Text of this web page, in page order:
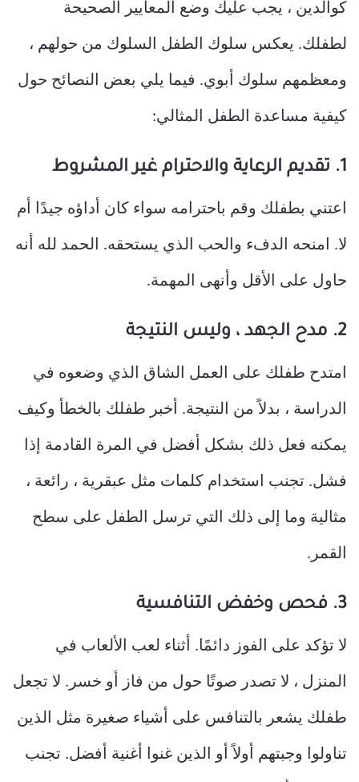
كوالدين ، يجب عليك وضع المعايير الصحيحة
لطفلك. يعكس سلوك الطفل السلوك من حولهم ،
ومعظمهم سلوك أبوي. فيما يلي بعض النصائح حول
كيفية مساعدة الطفل المثالي:
1. تقديم الرعاية والاحترام غير المشروط
اعتني بطفلك وقم باحترامه سواء كان أداؤه جيدًا أم
لا. امنحه الدفء والحب الذي يستحقه. الحمد لله أنه
حاول على الأقل وأنهى المهمة.
2. مدح الجهد ، وليس النتيجة
امتدح طفلك على العمل الشاق الذي وضعوه في
الدراسة ، بدلاً من النتيجة. أخبر طفلك بالخطأ وكيف
يمكنه فعل ذلك بشكل أفضل في المرة القادمة إذا
فشل. تجنب استخدام كلمات مثل عبقرية ، رائعة ،
مثالية وما إلى ذلك التي ترسل الطفل على سطح
القمر.
3. فحص وخفض التنافسية
لا تؤكد على الفوز دائمًا. أثناء لعب الألعاب في
المنزل ، لا تصدر صوتًا حول من فاز أو خسر. لا تجعل
طفلك يشعر بالتنافس على أشياء صغيرة مثل الذين
تناولوا وجبتهم أولاً أو الذين غنوا أغنية أفضل. تجنب